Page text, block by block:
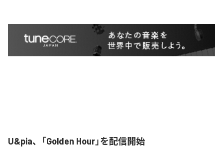
U&pia、「Golden Hour」を配信開始